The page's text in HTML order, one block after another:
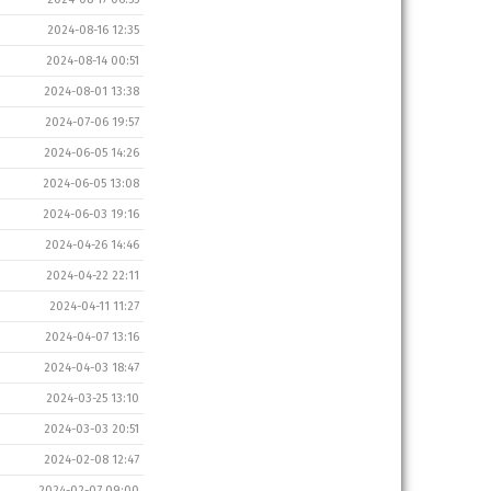
2024-08-16 12:35
2024-08-14 00:51
2024-08-01 13:38
2024-07-06 19:57
2024-06-05 14:26
2024-06-05 13:08
2024-06-03 19:16
2024-04-26 14:46
2024-04-22 22:11
2024-04-11 11:27
2024-04-07 13:16
2024-04-03 18:47
2024-03-25 13:10
2024-03-03 20:51
2024-02-08 12:47